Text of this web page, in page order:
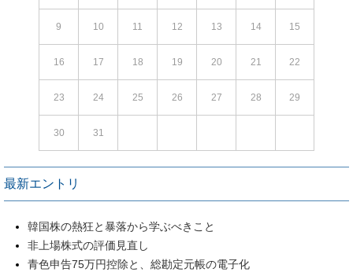
9 10 11 12 13 14 15
16 17 18 19 20 21 22
23 24 25 26 27 28 29
30 31
最新エントリ
韓国株の熱狂と暴落から学ぶべきこと
非上場株式の評価見直し
青色申告75万円控除と、総勘定元帳の電子化